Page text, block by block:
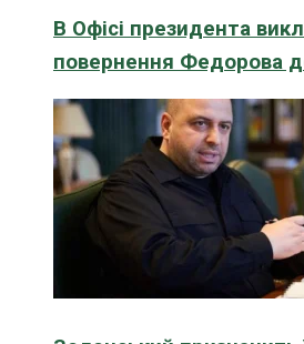
В Офісі президента
повернення Федорова